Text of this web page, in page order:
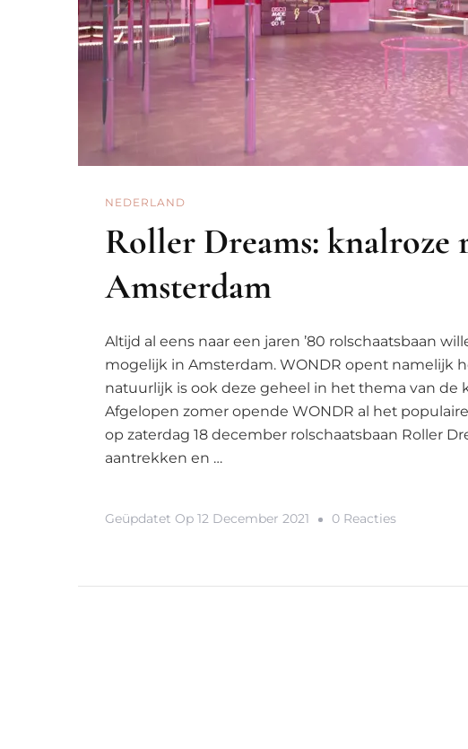
NEDERLAND
Roller Dreams: knalroze
Amsterdam
Altijd al eens naar een jaren ’80 rolschaatsbaan
mogelijk in Amsterdam. WONDR opent namelijk
natuurlijk is ook deze geheel in het thema van de
Afgelopen zomer opende WONDR al het
op zaterdag 18 december rolschaatsbaan Roller
aantrekken en …
Geüpdatet Op 12 December 2021 0 ReactiesOp